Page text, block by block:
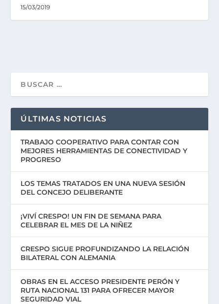
15/03/2019
ÚLTIMAS NOTICIAS
TRABAJO COOPERATIVO PARA CONTAR CON
MEJORES HERRAMIENTAS DE CONECTIVIDAD Y
PROGRESO
LOS TEMAS TRATADOS EN UNA NUEVA SESIÓN
DEL CONCEJO DELIBERANTE
¡VIVÍ CRESPO! UN FIN DE SEMANA PARA
CELEBRAR EL MES DE LA NIÑEZ
CRESPO SIGUE PROFUNDIZANDO LA RELACIÓN
BILATERAL CON ALEMANIA
OBRAS EN EL ACCESO PRESIDENTE PERÓN Y
RUTA NACIONAL 131 PARA OFRECER MAYOR
SEGURIDAD VIAL